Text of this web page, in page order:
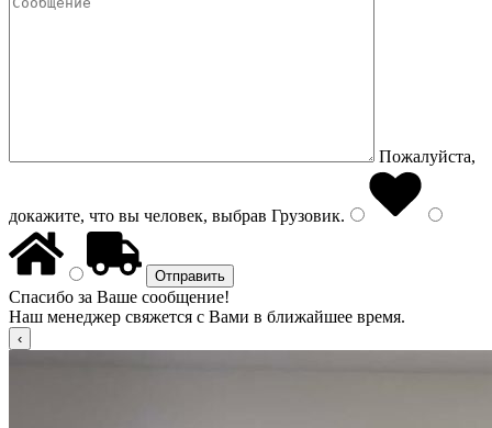
Пожалуйста,
докажите, что вы человек, выбрав Грузовик.
Спасибо за Ваше сообщение!
Наш менеджер свяжется с Вами в ближайшее время.